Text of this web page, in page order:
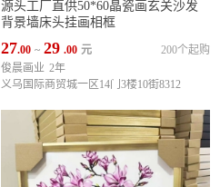
源头工厂直供50*60晶瓷画玄关沙发
背景墙床头挂画相框
27.00 ~ 29 .00 元
200个起购
俊晨画业 2年
义乌国际商贸城一区14门3楼10街8312